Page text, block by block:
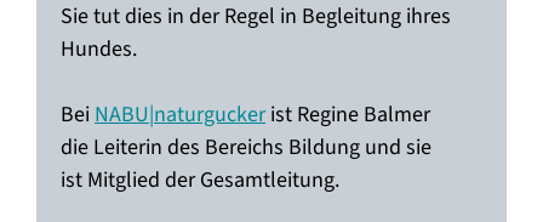
Sie tut dies in der Regel in Begleitung ihres
Hundes.
BeiNABU|naturguckerist Regine Balmer
die Leiterin des Bereichs Bildung und sie
ist Mitglied der Gesamtleitung.